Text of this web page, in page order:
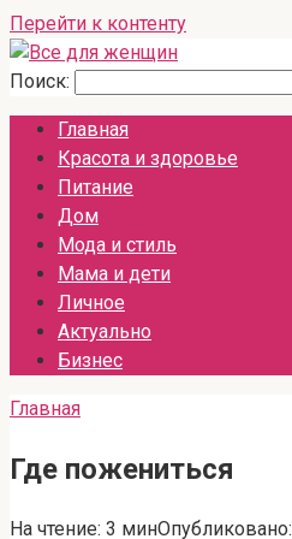
Перейти к контенту
Поиск:
Главная
Красота и здоровье
Питание
Дом
Мода и стиль
Мама и дети
Личное
Актуально
Бизнес
Главная
Где пожениться
На чтение: 3 минОпубликовано: